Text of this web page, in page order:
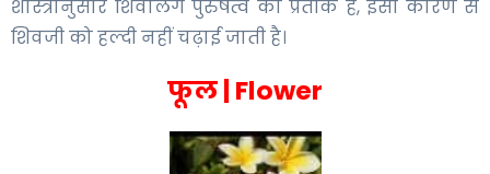
शास्त्रानुसार शिवलिंग पुरुषत्व का प्रतीक है, इसी कारण से
शिवजी को हल्दी नहीं चढ़ाई जाती है।
फूल | Flower